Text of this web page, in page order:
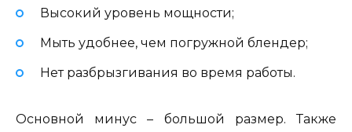
Высокий уровень мощности;
Мыть удобнее, чем погружной блендер;
Нет разбрызгивания во время работы.
Основной минус – большой размер. Также